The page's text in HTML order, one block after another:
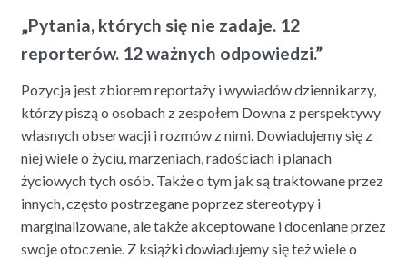
„Pytania, których się nie zadaje. 12
reporterów. 12 ważnych odpowiedzi.”
Pozycja jest zbiorem reportaży i wywiadów dziennikarzy,
którzy piszą o osobach z zespołem Downa z perspektywy
własnych obserwacji i rozmów z nimi. Dowiadujemy się z
niej wiele o życiu, marzeniach, radościach i planach
życiowych tych osób. Także o tym jak są traktowane przez
innych, często postrzegane poprzez stereotypy i
marginalizowane, ale także akceptowane i doceniane przez
swoje otoczenie. Z książki dowiadujemy się też wiele o